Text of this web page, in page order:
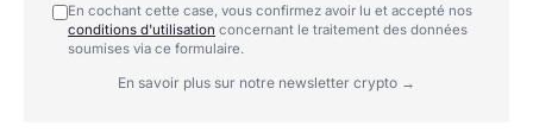
En cochant cette case, vous confirmez avoir lu et accepté nos
conditions d'utilisation concernant le traitement des données
soumises via ce formulaire.
En savoir plus sur notre newsletter crypto →